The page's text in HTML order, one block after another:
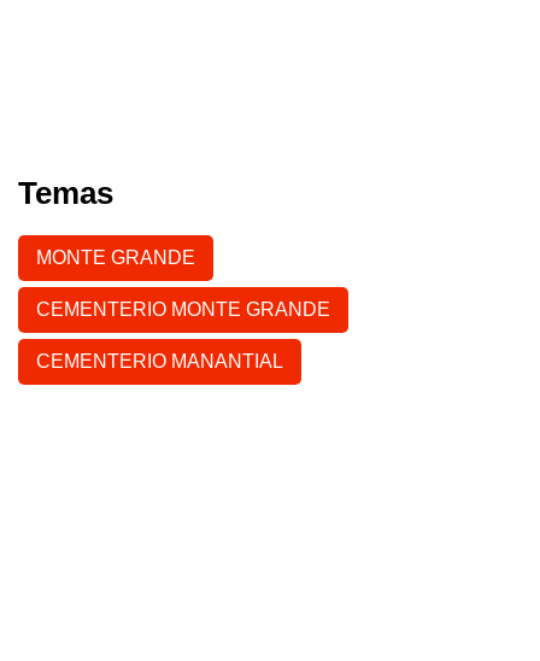
Temas
MONTE GRANDE
CEMENTERIO MONTE GRANDE
CEMENTERIO MANANTIAL